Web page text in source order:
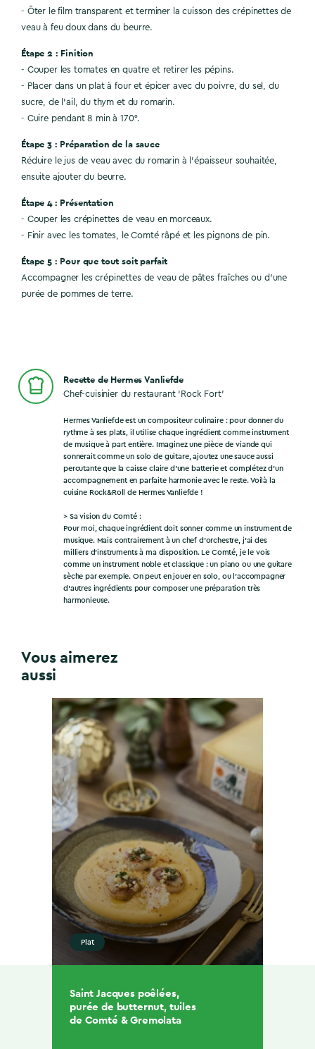
- Ôter le film transparent et terminer la cuisson des crépinettes de
veau à feu doux dans du beurre.
Étape 2 : Finition
- Couper les tomates en quatre et retirer les pépins.
- Placer dans un plat à four et épicer avec du poivre, du sel, du
sucre, de l’ail, du thym et du romarin.
- Cuire pendant 8 min à 170°.
Étape 3 : Préparation de la sauce
Réduire le jus de veau avec du romarin à l’épaisseur souhaitée,
ensuite ajouter du beurre.
Étape 4 : Présentation
- Couper les crépinettes de veau en morceaux.
- Finir avec les tomates, le Comté râpé et les pignons de pin.
Étape 5 : Pour que tout soit parfait
Accompagner les crépinettes de veau de pâtes fraîches ou d’une
purée de pommes de terre.
Recette de Hermes Vanliefde
Chef-cuisinier du restaurant ‘Rock Fort’
Hermes Vanliefde est un compositeur culinaire : pour donner du
rythme à ses plats, il utilise chaque ingrédient comme instrument
de musique à part entière. Imaginez une pièce de viande qui
sonnerait comme un solo de guitare, ajoutez une sauce aussi
percutante que la caisse claire d’une batterie et complétez d’un
accompagnement en parfaite harmonie avec le reste. Voilà la
cuisine Rock&Roll de Hermes Vanliefde !
> Sa vision du Comté :
Pour moi, chaque ingrédient doit sonner comme un instrument de
musique. Mais contrairement à un chef d’orchestre, j’ai des
milliers d’instruments à ma disposition. Le Comté, je le vois
comme un instrument noble et classique : un piano ou une guitare
sèche par exemple. On peut en jouer en solo, ou l’accompagner
d’autres ingrédients pour composer une préparation très
harmonieuse.
Vous aimerez
aussi
Plat
Saint Jacques poêlées,
purée de butternut, tuiles
de Comté & Gremolata